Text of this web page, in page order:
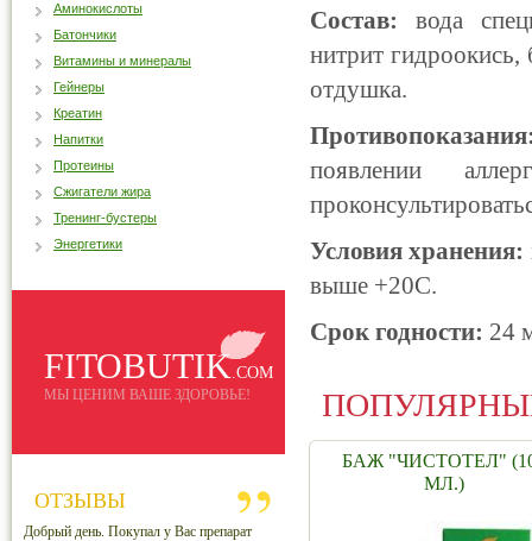
Состав: вода
нитрит гидроокись,
отдушка.
появлении
Условия хранения:
выше +20С.
Срок годности: 24
БАЖ "ЧИСТОТЕЛ"
МЛ.)
Аминокислоты
Батончики
Витамины и минералы
Гейнеры
Креатин
Напитки
Протеины
Сжигатели жира
Тренинг-бустеры
Энергетики
FITOBUTIK.COM
МЫ ЦЕНИМ ВАШЕ ЗДОРОВЬЕ!
ОТЗЫВЫ
Добрый день. Покупал у Вас препарат